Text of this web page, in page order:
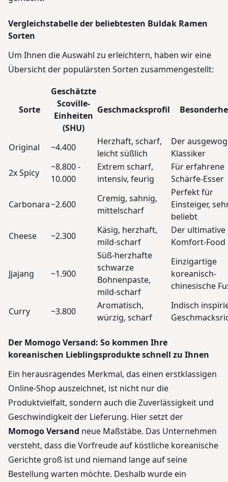
Vergleichstabelle der beliebtesten Buldak Ramen
Sorten
Um Ihnen die Auswahl zu erleichtern, haben wir eine
Übersicht der populärsten Sorten zusammengestellt:
Sorte
Geschätzte
Scoville-
Einheiten
(SHU)
Geschmacksprofil
Original ~4.400
Herzhaft, scharf,
leicht süßlich
Der
Klassiker
2x Spicy
~8.800 -
10.000
Extrem scharf,
intensiv, feurig
Für erfahrene
Schärfe-Esser
Carbonara~2.600
Cremig, sahnig,
mittelscharf
Perfekt für
Einsteiger,
beliebt
Cheese
~2.300
Käsig, herzhaft,
mild-scharf
Der ultimative
Komfort-Food
Jjajang ~1.900
Süß-herzhafte
schwarze
Bohnenpaste,
mild-scharf
Einzigartige
koreanisch-
chinesische
Curry ~3.800
Aromatisch,
würzig, scharf
Indisch
Der Momogo Versand: So kommen Ihre
koreanischen Lieblingsprodukte schnell zu Ihnen
Ein herausragendes Merkmal, das einen erstklassigen
Online-Shop auszeichnet, ist nicht nur die
Produktvielfalt, sondern auch die Zuverlässigkeit und
Geschwindigkeit der Lieferung. Hier setzt der
Momogo Versand neue Maßstäbe. Das Unternehmen
versteht, dass die Vorfreude auf köstliche koreanische
Gerichte groß ist und niemand lange auf seine
Bestellung warten möchte. Deshalb wurde ein